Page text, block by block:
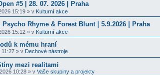
#5 | 28. 07. 2026 | Praha
15:19 » v Kulturní akce
Rhyme & Forest Blunt | 5.9.2026 | Praha
15:12 » v Kulturní akce
k mému hraní
11:27 » v Dechové nástroje
mezi realitami
10:28 » v Vaše skupiny a projekty